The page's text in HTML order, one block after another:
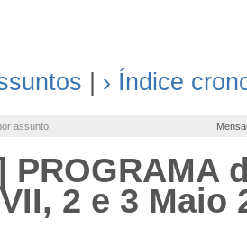
› Índice
assunto
PROGRAMA
2 e 3